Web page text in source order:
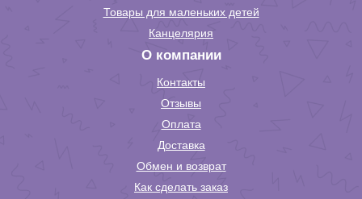
Товары для маленьких детей
Канцелярия
О компании
Контакты
Отзывы
Оплата
Доставка
Обмен и возврат
Как сделать заказ